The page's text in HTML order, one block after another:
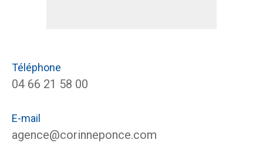
Téléphone
04 66 21 58 00
E-mail
agence@corinneponce.com